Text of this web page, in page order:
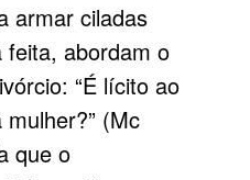
armar ciladas
abordam o
“É lícito ao
(Mc
que o